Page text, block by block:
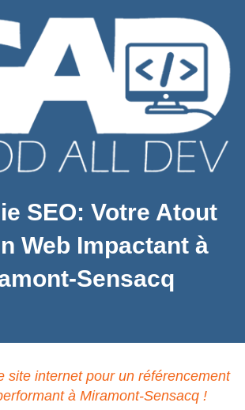
SEO: Votre Atout
Web Impactant à
Sensacq
site internet pour un référencement
à Miramont-Sensacq !